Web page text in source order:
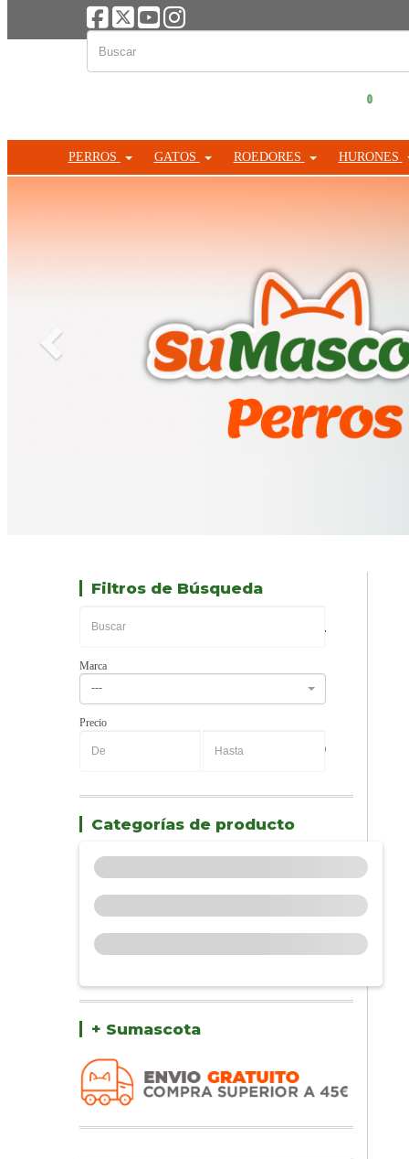
0
PERROS GATOS ROEDORES HURONES
Filtros de Búsqueda
Marca
---
Precio
Categorías de producto
+ Sumascota